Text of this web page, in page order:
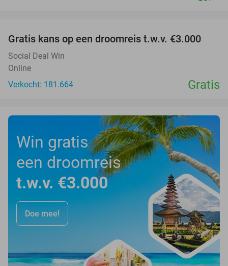
Gratis kans op een droomreis t.w.v. €3.000
Social Deal Win
Online
Verkocht: 181.664
Gratis
Win gratis
een droomreis
t.w.v. €3.000
Doe mee!